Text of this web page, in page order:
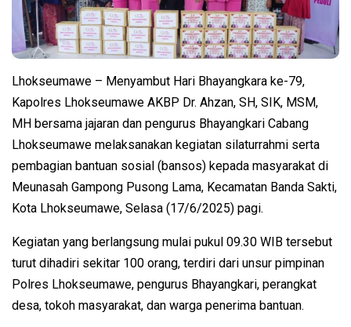
Lhokseumawe – Menyambut Hari Bhayangkara ke-79,
Kapolres Lhokseumawe AKBP Dr. Ahzan, SH, SIK, MSM,
MH bersama jajaran dan pengurus Bhayangkari Cabang
Lhokseumawe melaksanakan kegiatan silaturrahmi serta
pembagian bantuan sosial (bansos) kepada masyarakat di
Meunasah Gampong Pusong Lama, Kecamatan Banda Sakti,
Kota Lhokseumawe, Selasa (17/6/2025) pagi.
Kegiatan yang berlangsung mulai pukul 09.30 WIB tersebut
turut dihadiri sekitar 100 orang, terdiri dari unsur pimpinan
Polres Lhokseumawe, pengurus Bhayangkari, perangkat
desa, tokoh masyarakat, dan warga penerima bantuan.